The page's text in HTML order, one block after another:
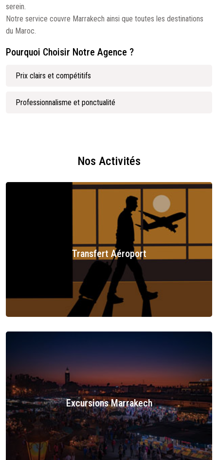
serein.
Notre service couvre Marrakech ainsi que toutes les destinations
du Maroc.
Pourquoi Choisir Notre Agence ?
Prix clairs et compétitifs
Professionnalisme et ponctualité
Nos Activités
Transfert Aéroport
Excursions Marrakech